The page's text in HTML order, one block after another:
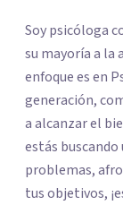
Soy psicóloga con 25 años años de ejercicio dedicados en
su mayoría a la
enfoque es en
generación,
a alcanzar el bienestar emocional y mental duradero. Si
estás buscando
problemas,
tus objetivos,